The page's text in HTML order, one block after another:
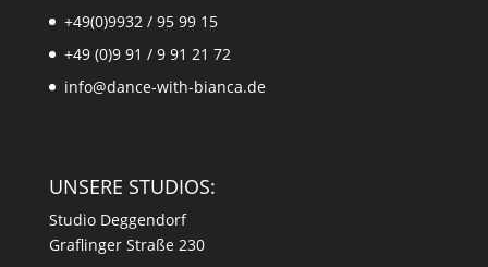
+49(0)9932 / 95 99 15
+49 (0)9 91 / 9 91 21 72
info@dance-with-bianca.de
UNSERE STUDIOS:
Studio Deggendorf
Graflinger Straße 230